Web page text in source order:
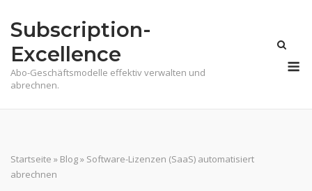
Subscription-
Excellence
Abo-Geschäftsmodelle effektiv verwalten und
abrechnen.
Startseite » Blog» Software-Lizenzen (SaaS) automatisiert
abrechnen